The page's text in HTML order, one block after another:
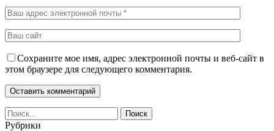
Сохраните мое имя, адрес электронной почты и веб-сайт в
этом браузере для следующего комментария.
Рубрики